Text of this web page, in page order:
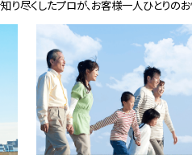
り尽くしたプロが、お客様一人ひとりの